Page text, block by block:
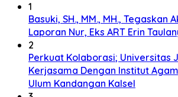
1
Basuki, SH., MM., MH., Tegaskan
Laporan Nur, Eks ART Erin
2
Perkuat Kolaborasi; Universitas
Kerjasama Dengan Institut
Ulum Kandangan Kalsel